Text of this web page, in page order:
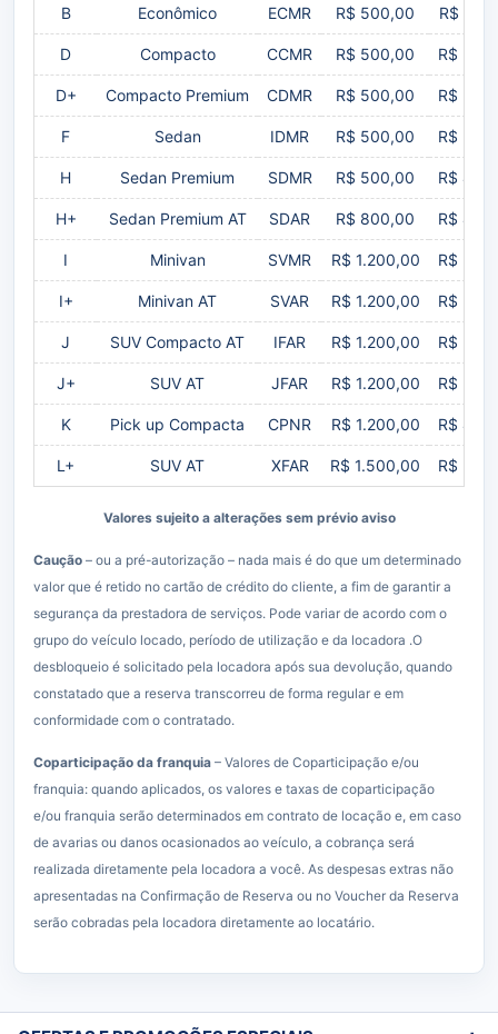
B Econômico ECMR R$ 500,00 R$
D Compacto CCMR R$ 500,00 R$
D+ Compacto Premium CDMR R$ 500,00 R$
F Sedan IDMR R$ 500,00 R$
H Sedan Premium SDMR R$ 500,00 R$
H+ Sedan Premium AT SDAR R$ 800,00 R$
I Minivan SVMR R$ 1.200,00 R$
I+ Minivan AT SVAR R$ 1.200,00 R$
J SUV Compacto AT IFAR R$ 1.200,00 R$
J+ SUV AT JFAR R$ 1.200,00 R$
K Pick up Compacta CPNR R$ 1.200,00 R$
L+ SUV AT XFAR R$ 1.500,00 R$
Valores sujeito a alterações sem prévio aviso
Caução – ou a pré-autorização – nada mais é do que um determinado
valor que é retido no cartão de crédito do cliente, a fim de garantir a
segurança da prestadora de serviços. Pode variar de acordo com o
grupo do veículo locado, período de utilização e da locadora .O
desbloqueio é solicitado pela locadora após sua devolução, quando
constatado que a reserva transcorreu de forma regular e em
conformidade com o contratado.
Coparticipação da franquia – Valores de Coparticipação e/ou
franquia: quando aplicados, os valores e taxas de coparticipação
e/ou franquia serão determinados em contrato de locação e, em caso
de avarias ou danos ocasionados ao veículo, a cobrança será
realizada diretamente pela locadora a você. As despesas extras não
apresentadas na Confirmação de Reserva ou no Voucher da Reserva
serão cobradas pela locadora diretamente ao locatário.